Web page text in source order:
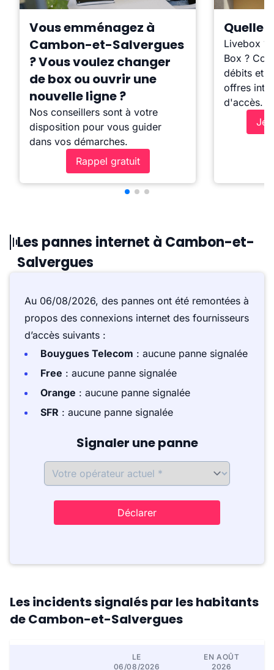
Vous emménagez à
Cambon-et-Salvergues
? Vous voulez changer
de box ou ouvrir une
nouvelle ligne ?
Nos conseillers sont à votre
disposition pour vous guider
dans vos démarches.
Rappel gratuit
Quelle
Livebox ?
Box ?
débits et
offres
d'accès.
Je
Les pannes internet à Cambon-et-
Salvergues
Au 06/08/2026, des pannes ont été remontées à
propos des connexions internet des fournisseurs
d’accès suivants :
Bouygues Telecom : aucune panne signalée
Free : aucune panne signalée
Orange : aucune panne signalée
SFR : aucune panne signalée
Signaler une panne
Déclarer
Les incidents signalés par les habitants
de Cambon-et-Salvergues
LE
06/08/2026
EN AOÛT
2026